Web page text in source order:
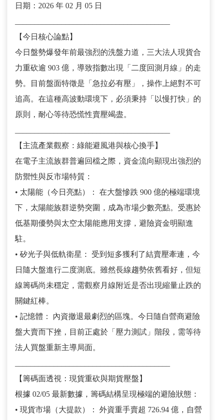
日期：2026 年 02 月 05 日
【今日核心論點】
今日盤勢爆發年前最強烈的洗盤力道，三大法人現貨合
力重砍逾 903 億，導致指數出現「二度回測月線」的走
勢。目前盤面特徵是「急拉必有壓」，操作上絕對不可
追高。在這種高波動環境下，必須秉持「以慢打快」的
原則，耐心等待恐慌性賣壓竭盡。
【主流產業觀察：綠能避風港與核心換手】
在電子主流族群普遍回檔之際，資金流向顯現出強烈的
防禦性與反市場特質：
• 太陽能（今日亮點）： 在大盤慘跌 900 億的極端環境
下，太陽能族群逆勢突圍，成為市場少數亮點。受惠於
低基期優勢與太空太陽能應用支撐，避險資金明顯進
駐。
• 矽光子與低軌衛星： 受到短多獲利了結賣壓牽連，今
日隨大盤進行二度測底。雖然長線趨勢依舊看好，但短
線籌碼尚未穩定，需觀察月線附近是否出現縮量止跌的
關鍵紅棒。
• 記憶體： 內資撤退最劇烈的區塊。今日隨自營商避險
盤大賣而下挫，目前正處於「壓力測試」階段，需等待
法人買盤重新主導局面。
【籌碼面透視：現貨重砍與期貨壓盤】
根據 02/05 最新數據，籌碼結構呈現極端的避險狀態：
• 現貨市場（大提款）： 外資重手賣超 726.94 億，自營